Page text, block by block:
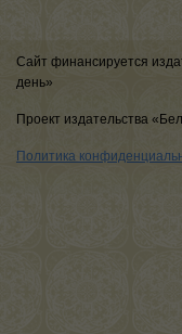
Сайт финансируется
день»
Проект издательства
Политика